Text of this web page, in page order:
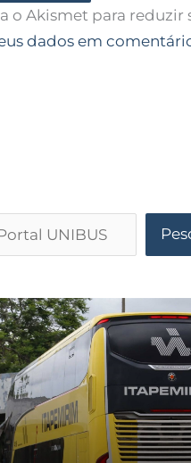
o Akismet para reduzir
dados em